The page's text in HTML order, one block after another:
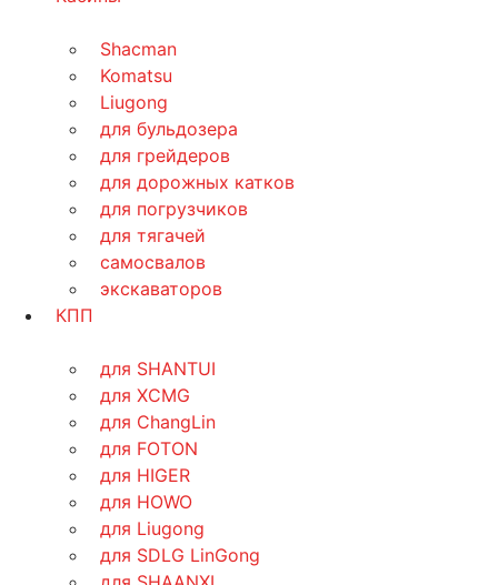
Shacman
Komatsu
Liugong
для бульдозера
для грейдеров
для дорожных катков
для погрузчиков
для тягачей
самосвалов
экскаваторов
КПП
для SHANTUI
для XCMG
для ChangLin
для FOTON
для HIGER
для HOWO
для Liugong
для SDLG LinGong